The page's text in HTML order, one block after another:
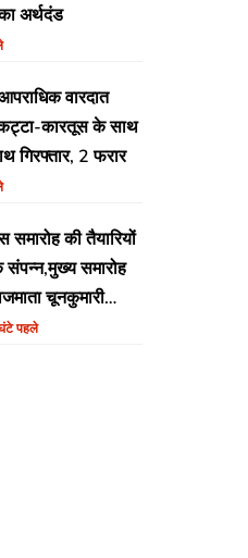
अर्थदंड
वारदात
कारतूस के साथ
गिरफ्तार, 2 फरार
समारोह की तैयारियों
समारोह
चूनकुमारी
होगा
पहले